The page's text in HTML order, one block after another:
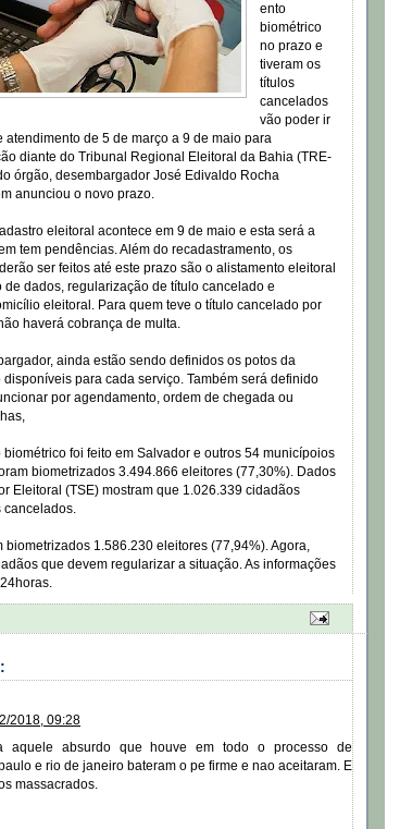
ento
biométrico
no prazo e
tiveram os
títulos
cancelados
vão poder ir
atendimento de 5 de março a 9 de maio para
diante do Tribunal Regional Eleitoral da Bahia (TRE-
órgão, desembargador José Edivaldo Rocha
anunciou o novo prazo.
eleitoral acontece em 9 de maio e esta será a
tem pendências. Além do recadastramento, os
ser feitos até este prazo são o alistamento eleitoral
de dados, regularização de título cancelado e
eleitoral. Para quem teve o título cancelado por
haverá cobrança de multa.
ainda estão sendo definidos os potos da
para cada serviço. Também será definido
por agendamento, ordem de chegada ou
biométrico foi feito em Salvador e outros 54 municípoios
biometrizados 3.494.866 eleitores (77,30%). Dados
Eleitoral (TSE) mostram que 1.026.339 cidadãos
cancelados.
biometrizados 1.586.230 eleitores (77,94%). Agora,
que devem regularizar a situação. As informações
2018, 09:28
aquele absurdo que houve em todo o processo de
e rio de janeiro bateram o pe firme e nao aceitaram. E
massacrados.